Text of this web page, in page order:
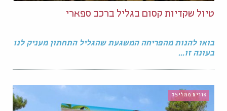
טיול שקדיות קסום בגליל ברכב ספארי
בואו להנות מהפריחה המשגעת שהגליל התחתון מעניק לנו
בעונה זו...
אורית ממליצה